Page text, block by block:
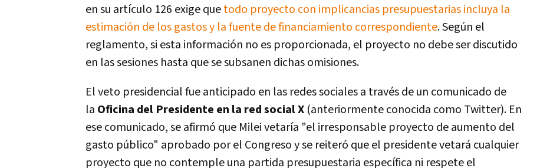
en su artículo 126 exige quetodo proyecto con implicancias presupuestarias incluya la
estimación de los gastos y la fuente de financiamiento correspondiente. Según el
reglamento, si esta información no es proporcionada, el proyecto no debe ser discutido
en las sesiones hasta que se subsanen dichas omisiones.
El veto presidencial fue anticipado en las redes sociales a través de un comunicado de
la Oficina del Presidente en la red social X (anteriormente conocida como Twitter). En
ese comunicado, se afirmó que Milei vetaría "el irresponsable proyecto de aumento del
gasto público" aprobado por el Congreso y se reiteró que el presidente vetará cualquier
proyecto que no contemple una partida presupuestaria específica ni respete el